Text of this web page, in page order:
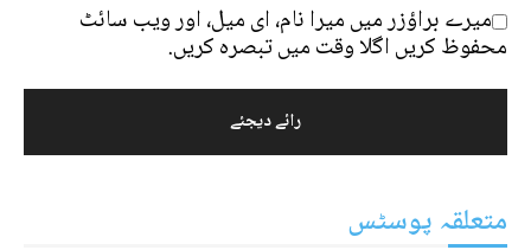
میرے براؤزر میں میرا نام، ای میل، اور ویب سائٹ
محفوظ کریں اگلا وقت میں تبصرہ کریں.
متعلقہ پوسٹس